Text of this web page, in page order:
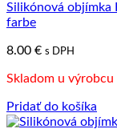
Silikónová objímka
farbe
8.00 € s DPH
Skladom u
Pridať do košíka